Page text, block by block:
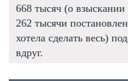
668 тысяч (о
262 тысячи
хотела сделать весь)
вдруг.